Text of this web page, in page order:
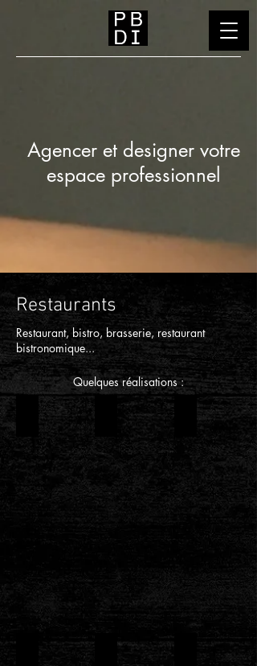
Agencer et designer votre
espace professionnel
Restaurants
Restaurant, bistro, brasserie, restaurant
bistronomique...
Quelques réalisations :
LA SYRAH LES HALLES LE NAUTIC
LE MERCATO LA POULE AU